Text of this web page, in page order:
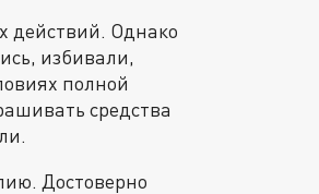
действий. Однако
избивали,
полной
средства
Достоверно